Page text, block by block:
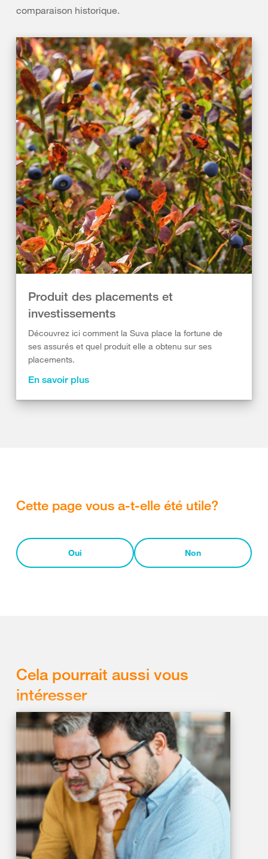
comparaison historique.
Produit des placements et
investissements
Découvrez ici comment la Suva place la fortune de
ses assurés et quel produit elle a obtenu sur ses
placements.
En savoir plus
Cette page vous a-t-elle été utile?
Oui Non
Cela pourrait aussi vous
intéresser